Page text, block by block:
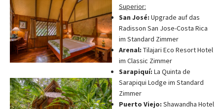
Superior:
San José: Upgrade auf das
Radisson San Jose-Costa Rica
im Standard Zimmer
Arenal: Tilajari Eco Resort Hotel
im Classic Zimmer
Sarapiquí: La Quinta de
Sarapiqui Lodge im Standard
Zimmer
Puerto Viejo: Shawandha Hotel